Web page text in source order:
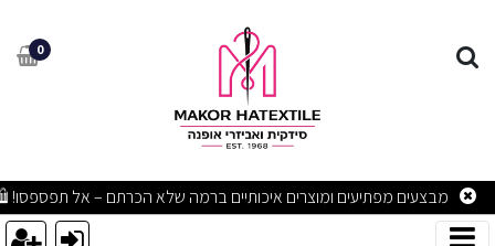
פס קישוט עם גדילים בצבעי כסף, טורקיז וחום 13 ס״מ
0
מבצעים מפתיעים ומוצרים איכותיים ברמה שלא הכרתם – אל